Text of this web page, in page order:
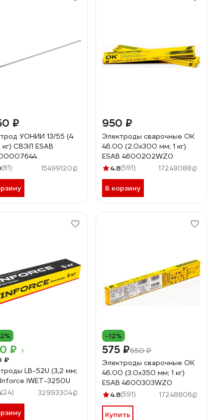
₽
УОНИИ 13/55 (4
СВЭЛ ESAB
(81) 15499120
950 ₽
Электроды сварочные OK
46.00 (2.0х300 мм; 1 кг)
ESAB 4600202WZ0
4.8(591) 17249088
В корзину
₽
₽
LB-52U (3,2 мм;
IWET-3250U
(24) 32993304
-12%
575 ₽650 ₽
Электроды сварочные OK
46.00 (3.0х350 мм; 1 кг)
ESAB 4600303WZ0
4.8(591) 17248806
Купить